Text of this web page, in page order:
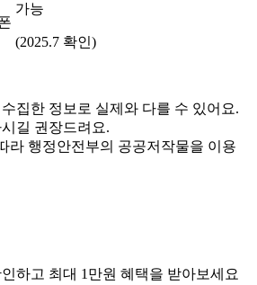
가능
(2025.7 확인)
집한 정보로 실제와 다를 수 있어요.
길 권장드려요.
라 행정안전부의 공공저작물을 이용
하고 최대 1만원 혜택을 받아보세요